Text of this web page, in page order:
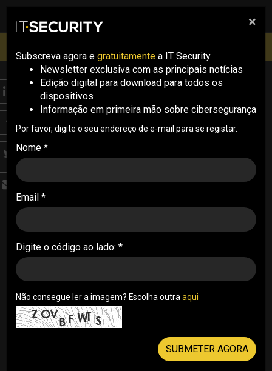
pesquisa
Inscrições abertas
NEWS
Microsoft recorre a IA
para detetar falhas
críticas
A Microsoft apresentou um novo sistema de
segurança baseado em IA, capaz de identificar
vulnerabilidades críticas de forma autónoma. A
16/05/2026
×
Subscreva agora e gratuitamente a IT Security
Newsletter exclusiva com as principais notícias
Edição digital para download para todos os
dispositivos
Informação em primeira mão sobre cibersegurança
Por favor, digite o seu endereço de e-mail para se registar.
Nome *
Email *
Digite o código ao lado: *
Não consegue ler a imagem? Escolha outra aqui
SUBMETER AGORA